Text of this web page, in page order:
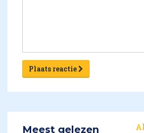
Plaats reactie
Meest gelezen